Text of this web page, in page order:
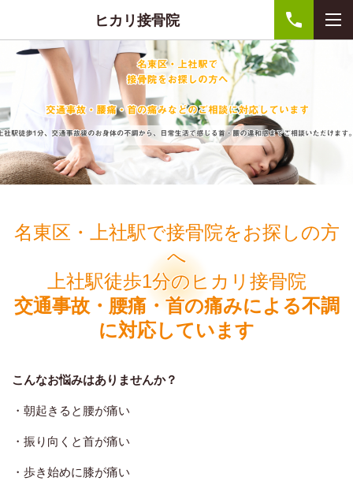
ヒカリ接骨院
名東区・上社駅で接骨院をお探しの方
へ
上社駅徒歩1分のヒカリ接骨院
交通事故・腰痛・首の痛みによる不調
に対応しています
こんなお悩みはありませんか？
・朝起きると腰が痛い
・振り向くと首が痛い
・歩き始めに膝が痛い